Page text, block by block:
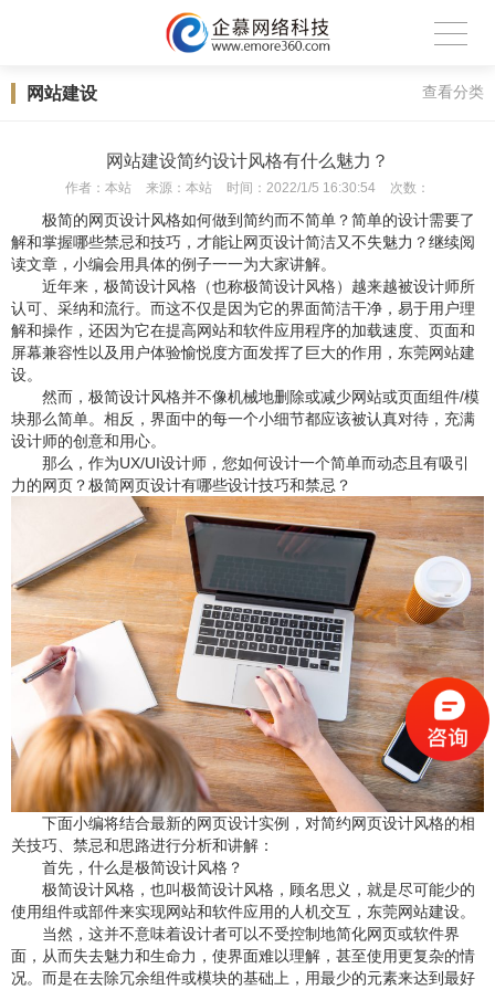
网站建设 查看分类
网站建设简约设计风格有什么魅力？
作者： 本站 来源： 本站 时间： 2022/1/5 16:30:54 次数：
极简的网页设计风格如何做到简约而不简单？简单的设计需要了
解和掌握哪些禁忌和技巧，才能让网页设计简洁又不失魅力？继续阅
读文章，小编会用具体的例子一一为大家讲解。
近年来，极简设计风格（也称极简设计风格）越来越被设计师所
认可、采纳和流行。而这不仅是因为它的界面简洁干净，易于用户理
解和操作，还因为它在提高网站和软件应用程序的加载速度、页面和
屏幕兼容性以及用户体验愉悦度方面发挥了巨大的作用， 东莞网站建
设。
然而，极简设计风格并不像机械地删除或减少网站或页面组件/模
块那么简单。相反，界面中的每一个小细节都应该被认真对待，充满
设计师的创意和用心。
那么，作为UX/UI设计师，您如何设计一个简单而动态且有吸引
力的网页？极简网页设计有哪些设计技巧和禁忌？
下面小编将结合最新的网页设计实例，对简约网页设计风格的相
关技巧、禁忌和思路进行分析和讲解：
首先，什么是极简设计风格？
极简设计风格，也叫极简设计风格，顾名思义，就是尽可能少的
使用组件或部件来实现网站和软件应用的人机交互， 东莞网站建设。
当然，这并不意味着设计者可以不受控制地简化网页或软件界
面，从而失去魅力和生命力，使界面难以理解，甚至使用更复杂的情
况。而是在去除冗余组件或模块的基础上，用最少的元素来达到最好